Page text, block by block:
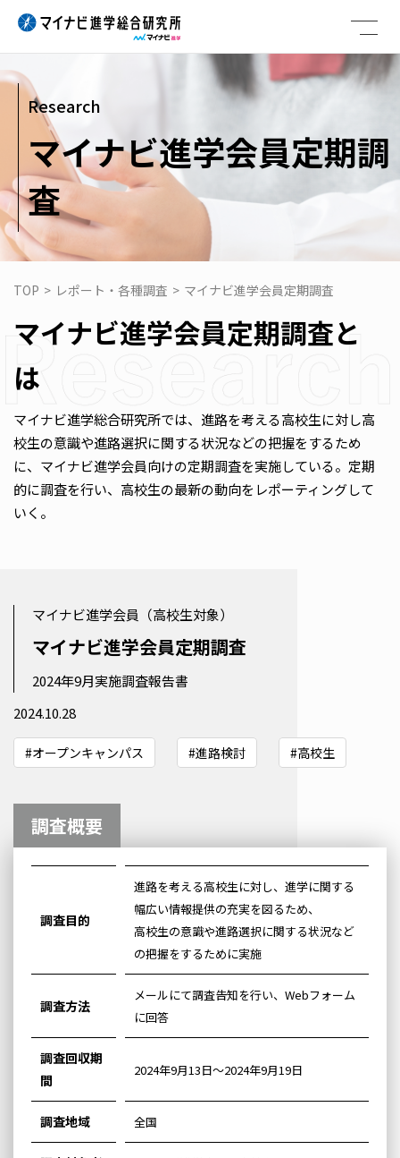
Research
マイナビ進学会員定期調
査
TOP > レポート・各種調査 > マイナビ進学会員定期調査
マイナビ進学会員定期調査と
は
マイナビ進学総合研究所では、進路を考える高校生に対し高
校生の意識や進路選択に関する状況などの把握をするため
に、マイナビ進学会員向けの定期調査を実施している。定期
的に調査を行い、高校生の最新の動向をレポーティングして
いく。
マイナビ進学会員（高校生対象）
マイナビ進学会員定期調査
2024年9月実施調査報告書
2024.10.28
#オープンキャンパス #進路検討 #高校生
調査概要
調査目的
進路を考える高校生に対し、進学に関する
幅広い情報提供の充実を図るため、
高校生の意識や進路選択に関する状況など
の把握をするために実施
調査方法
メールにて調査告知を行い、Webフォーム
に回答
調査回収期
間
2024年9月13日～2024年9月19日
調査地域 全国